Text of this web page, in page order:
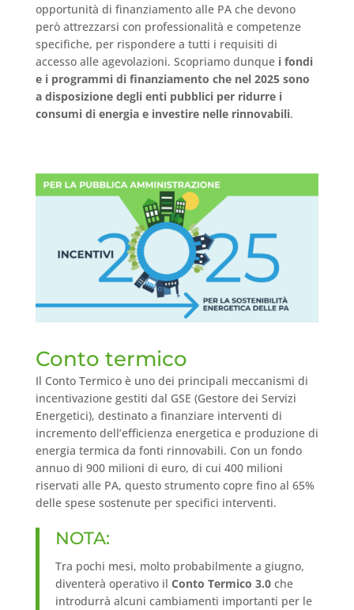
opportunità di finanziamento alle PA che devono
però attrezzarsi con professionalità e competenze
specifiche, per rispondere a tutti i requisiti di
accesso alle agevolazioni. Scopriamo dunquei fondi
e i programmi di finanziamento che nel 2025 sono
a disposizione degli enti pubblici per ridurre i
consumi di energia e investire nelle rinnovabili.
Conto termico
Il Conto Termico è uno dei principali meccanismi di
incentivazione gestiti dal GSE (Gestore dei Servizi
Energetici), destinato a finanziare interventi di
incremento dell’efficienza energetica e produzione di
energia termica da fonti rinnovabili. Con un fondo
annuo di 900 milioni di euro, di cui 400 milioni
riservati alle PA, questo strumento copre fino al 65%
delle spese sostenute per specifici interventi.
NOTA:
Tra pochi mesi, molto probabilmente a giugno,
diventerà operativo il Conto Termico 3.0che
introdurrà alcuni cambiamenti importanti per le